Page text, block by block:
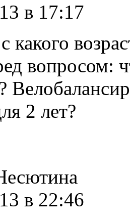
в 17:17
какого
вопросом:
2 лет?
в 22:46